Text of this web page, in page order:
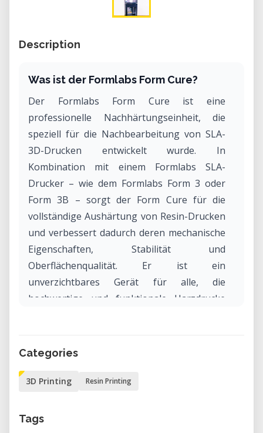
Description
Was ist der Formlabs Form Cure?
Der Formlabs Form Cure ist eine
professionelle Nachhärtungseinheit, die
speziell für die Nachbearbeitung von SLA-
3D-Drucken entwickelt wurde. In
Kombination mit einem Formlabs SLA-
Drucker – wie dem Formlabs Form 3 oder
Form 3B – sorgt der Form Cure für die
vollständige Aushärtung von Resin-Drucken
und verbessert dadurch deren mechanische
Eigenschaften, Stabilität und
Oberflächenqualität. Er ist ein
unverzichtbares Gerät für alle, die
hochwertige und funktionale Harzdrucke
unserem Labor mieten?
Die Miete des Formlabs Form Cure in
zu professioneller
Categories
3D Printing Resin Printing
Tags